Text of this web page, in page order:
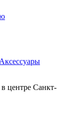
Аксессуары
центре Санкт-